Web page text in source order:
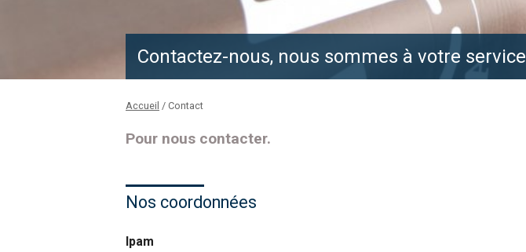
Contactez-nous, nous sommes à votre service
Accueil / Contact
Pour nous contacter.
Nos coordonnées
Ipam